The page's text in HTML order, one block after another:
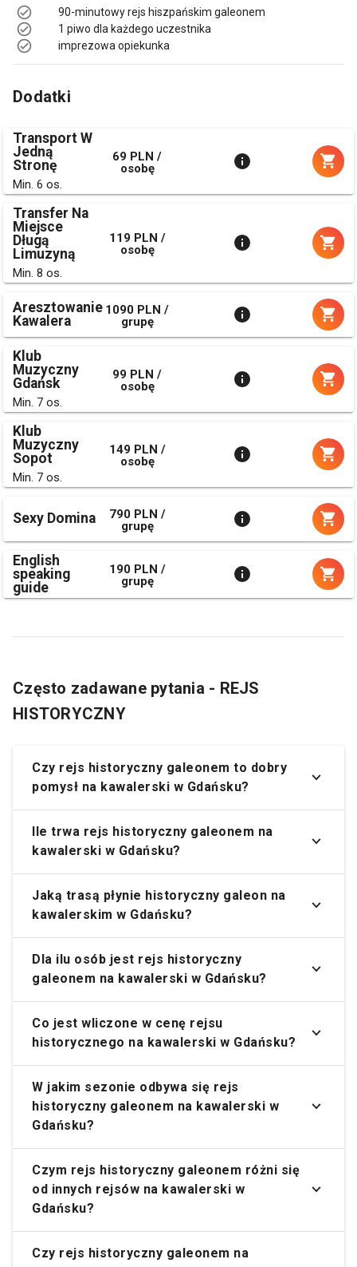
90-minutowy rejs hiszpańskim galeonem
1 piwo dla każdego uczestnika
imprezowa opiekunka
Dodatki
Transport W
Jedną
Stronę
Min. 6 os.
69 PLN /
osobę
Transfer Na
Miejsce
Długą
Limuzyną
Min. 8 os.
119 PLN /
osobę
Aresztowanie
Kawalera
1090 PLN /
grupę
Klub
Muzyczny
Gdańsk
Min. 7 os.
99 PLN /
osobę
Klub
Muzyczny
Sopot
Min. 7 os.
149 PLN /
osobę
Sexy Domina
790 PLN /
grupę
English
speaking
guide
190 PLN /
grupę
Często zadawane pytania - REJS
HISTORYCZNY
Czy rejs historyczny galeonem to dobry
pomysł na kawalerski w Gdańsku?
Ile trwa rejs historyczny galeonem na
kawalerski w Gdańsku?
Jaką trasą płynie historyczny galeon na
kawalerskim w Gdańsku?
Dla ilu osób jest rejs historyczny
galeonem na kawalerski w Gdańsku?
Co jest wliczone w cenę rejsu
historycznego na kawalerski w Gdańsku?
W jakim sezonie odbywa się rejs
historyczny galeonem na kawalerski w
Gdańsku?
Czym rejs historyczny galeonem różni się
od innych rejsów na kawalerski w
Gdańsku?
Czy rejs historyczny galeonem na